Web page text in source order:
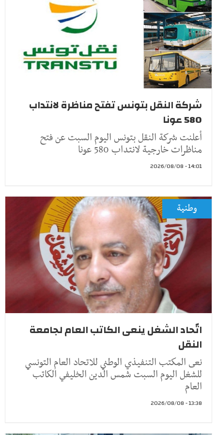
شركة النقل بتونس تفتح مناظرة لانتداب
580 عونا
أعلنت شركة النقل بتونس اليوم السبت عن فتح
مناظرات خارجية لانتداب 580 عونا
14:01 - 2026/08/08
وطنية
اتّحاد الشغل ينعى الكاتب العام لجامعة
النقل
نعى المكتب التنفيذي الوطني للاتحاد العام التونسي
للشغل اليوم السبت شمس الدين الخليفي الكاتب
العام
13:38 - 2026/08/08